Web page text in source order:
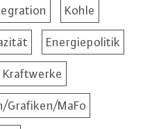
Kohle
Energiepolitik
Kraftwerke
Grafiken/MaFo